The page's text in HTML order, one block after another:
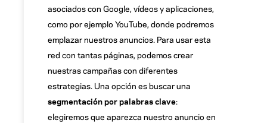
asociados con Google, vídeos y aplicaciones,
como por ejemplo YouTube, donde podremos
emplazar nuestros anuncios. Para usar esta
red con tantas páginas, podemos crear
nuestras campañas con diferentes
estrategias. Una opción es buscar una
segmentación por palabras clave:
elegiremos que aparezca nuestro anuncio en